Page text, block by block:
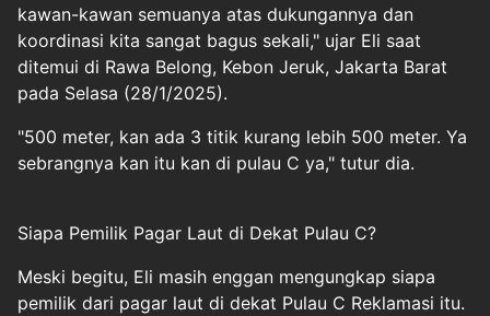
kawan-kawan semuanya atas dukungannya dan
koordinasi kita sangat bagus sekali," ujar Eli saat
ditemui di Rawa Belong, Kebon Jeruk, Jakarta Barat
pada Selasa (28/1/2025).
"500 meter, kan ada 3 titik kurang lebih 500 meter. Ya
sebrangnya kan itu kan di pulau C ya," tutur dia.
Siapa Pemilik Pagar Laut di Dekat Pulau C?
Meski begitu, Eli masih enggan mengungkap siapa
pemilik dari pagar laut di dekat Pulau C Reklamasi itu.